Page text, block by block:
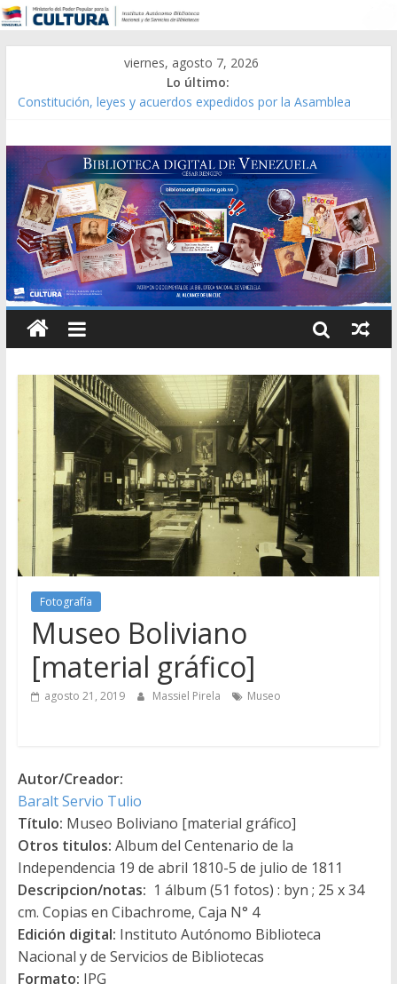
viernes, agosto 7, 2026
Lo último:
Constitución, leyes y acuerdos expedidos por la Asamblea
Modesta Bor Sánchez [material gráfico]
Gaceta Oficial de la República de Venezuela año CXXXIII Mes V,
Caracas 09 de marzo de 2006 N° 38.394
Catálogo temático de obras de Modesta Bor
Fotografía
Museo Boliviano
[material gráfico]
agosto 21, 2019 Massiel Pirela Museo
Autor/Creador:
Baralt Servio Tulio
Título: Museo Boliviano [material gráfico]
Otros titulos: Album del Centenario de la
Independencia 19 de abril 1810-5 de julio de 1811
Descripcion/notas: 1 álbum (51 fotos) : byn ; 25 x 34
cm. Copias en Cibachrome, Caja N° 4
Edición digital: Instituto Autónomo Biblioteca
Nacional y de Servicios de Bibliotecas
Formato: JPG